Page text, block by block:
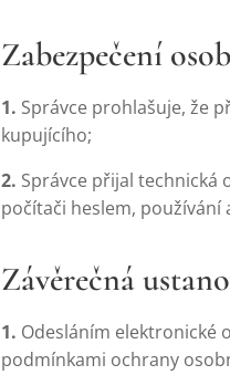
Zabezpečení
1. Správce prohlašuje, že
kupujícího;
2. Správce přijal technická
počítači heslem,
Závěrečná
1. Odesláním elektronické
podmínkami ochrany